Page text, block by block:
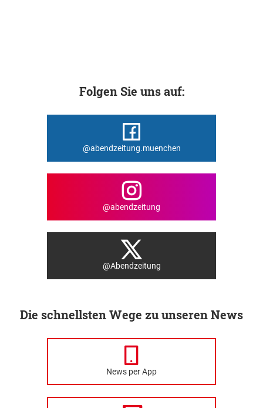
Folgen Sie uns auf:
@abendzeitung.muenchen
@abendzeitung
@Abendzeitung
Die schnellsten Wege zu unseren News
News per App